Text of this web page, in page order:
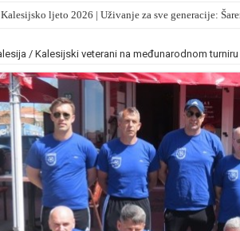
Kalesijsko ljeto 2026 | Uživanje za sve generacije:
/ Kalesijski veterani na međunarodnom